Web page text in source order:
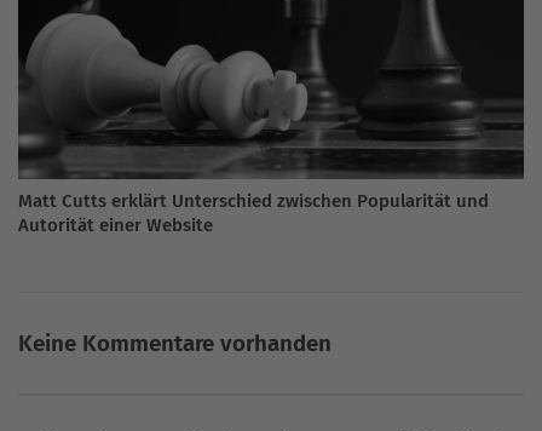
Matt Cutts erklärt Unterschied zwischen Popularität und
Autorität einer Website
Keine Kommentare vorhanden